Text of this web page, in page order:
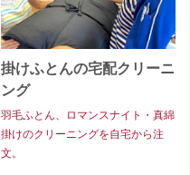
掛けふとんの宅配クリーニ
ング
羽毛ふとん、ロマンスナイト・真綿
掛けのクリーニングを自宅から注
文。